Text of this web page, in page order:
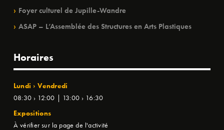
Foyer culturel de Jupille-Wandre
ASAP – L’Assemblée des Structures en Arts Plastiques
Horaires
Lundi › Vendredi
08:30 › 12:00 | 13:00 › 16:30
Expositions
À vérifier sur la page de l'activité